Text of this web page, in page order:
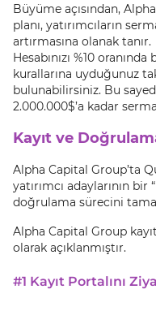
Büyüme açısından,
planı, yatırımcıların
artırmasına olanak tanır.
Hesabınızı %10
kurallarına uyduğunuz
bulunabilirsiniz. Bu
2.000.000$’a kadar
Kayıt ve
Alpha Capital Group’ta
yatırımcı adaylarının
doğrulama sürecini
Alpha Capital Group
olarak açıklanmıştır.
#1 Kayıt Portalını